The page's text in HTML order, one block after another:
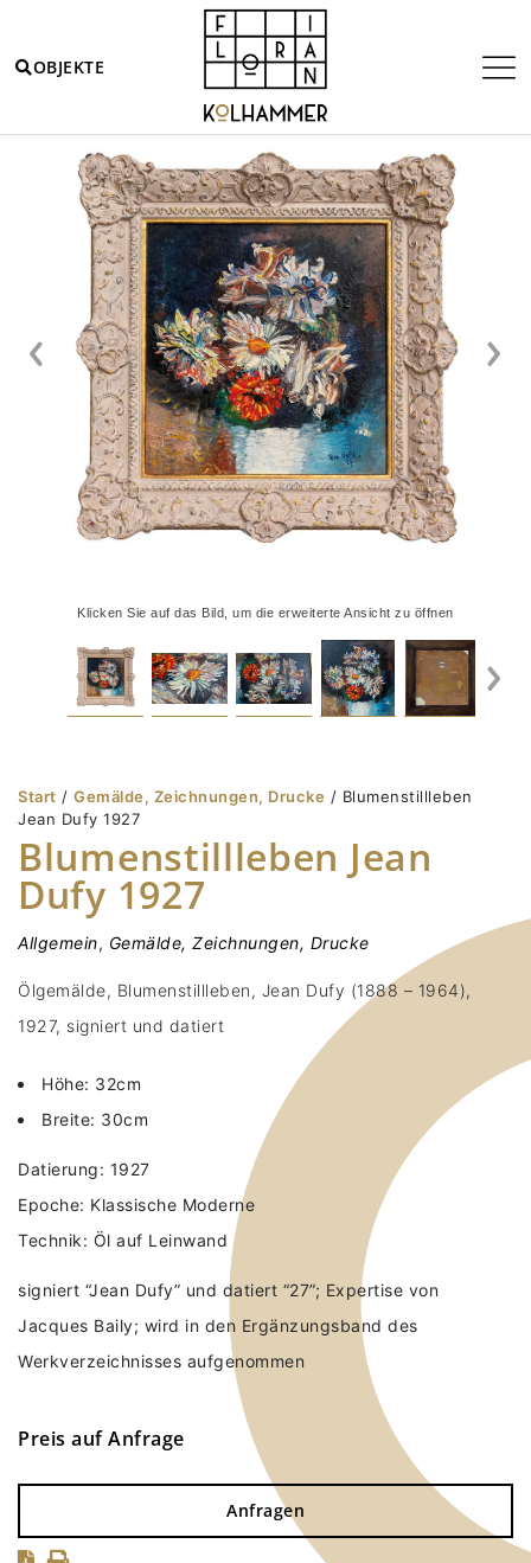
OBJEKTE
Klicken Sie auf das Bild, um die erweiterte Ansicht zu öffnen
Start / Gemälde, Zeichnungen, Drucke / Blumenstillleben
Jean Dufy 1927
Blumenstillleben Jean
Dufy 1927
Allgemein, Gemälde, Zeichnungen, Drucke
Ölgemälde, Blumenstillleben, Jean Dufy (1888 – 1964),
1927, signiert und datiert
Höhe: 32cm
Breite: 30cm
Datierung: 1927
Epoche: Klassische Moderne
Technik: Öl auf Leinwand
signiert “Jean Dufy” und datiert “27”; Expertise von
Jacques Baily; wird in den Ergänzungsband des
Werkverzeichnisses aufgenommen
Preis auf Anfrage
Anfragen